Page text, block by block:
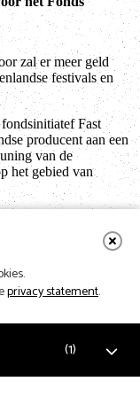
privacy statement.
(1)
zal er meer geld
festivals en
Fast
producent aan een
van de
het gebied van